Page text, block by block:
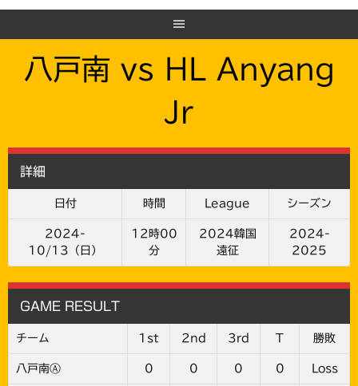
八戸南 vs HL Anyang
Jr
詳細
日付 時間 League シーズン
2024-
10/13（日）
12時00
分
2024韓国
遠征
2024-
2025
GAME RESULT
チーム 1st 2nd 3rd T 勝敗
八戸南Ⓐ 0 0 0 0 Loss